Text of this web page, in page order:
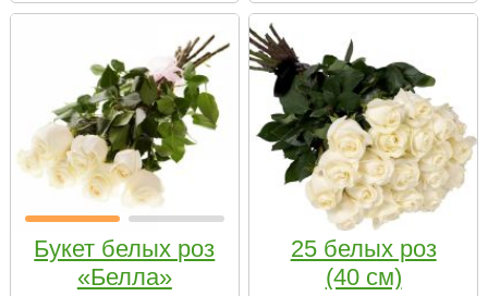
Букет белых роз
«Белла»
25 белых роз
(40 см)